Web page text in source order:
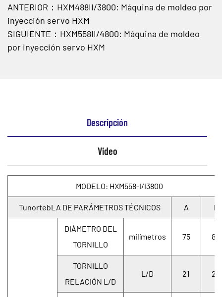
ANTERIOR：HXM488II/3800: Máquina de moldeo por
inyección servo HXM
SIGUIENTE：HXM558II/4800: Máquina de moldeo
por inyección servo HXM
Descripción
Video
MODELO: HXM558-I/i3800
TunortebLA DE PARÁMETROS TÉCNICOS A B
DIÁMETRO DEL
TORNILLO
milímetros 75 80
TORNILLO
RELACIÓN L/D
L/D 21 20